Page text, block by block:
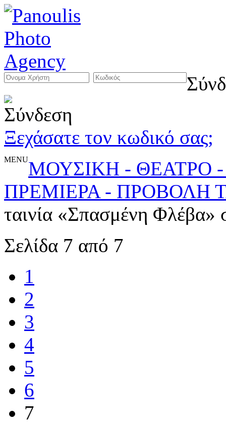
Ξεχάσατε τον κωδικό σας;
MENUΜΟΥΣΙΚΗ - ΘΕΑΤΡΟ
ΠΡΕΜΙΕΡΑ - ΠΡΟΒΟΛΗ
ταινία «Σπασμένη Φλέβα»
Σελίδα 7 από 7
1
2
3
4
5
6
7